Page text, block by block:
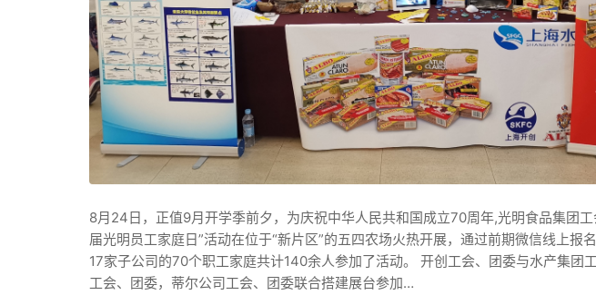
8月24日，正值9月开学季前夕，为庆祝中华人民共和国成立70周年,光明食品集团
届光明员工家庭日”活动在位于“新片区”的五四农场火热开展，通过前期微信线上报
17家子公司的70个职工家庭共计140余人参加了活动。 开创工会、团委与水产集团
工会、团委，蒂尔公司工会、团委联合搭建展台参加…